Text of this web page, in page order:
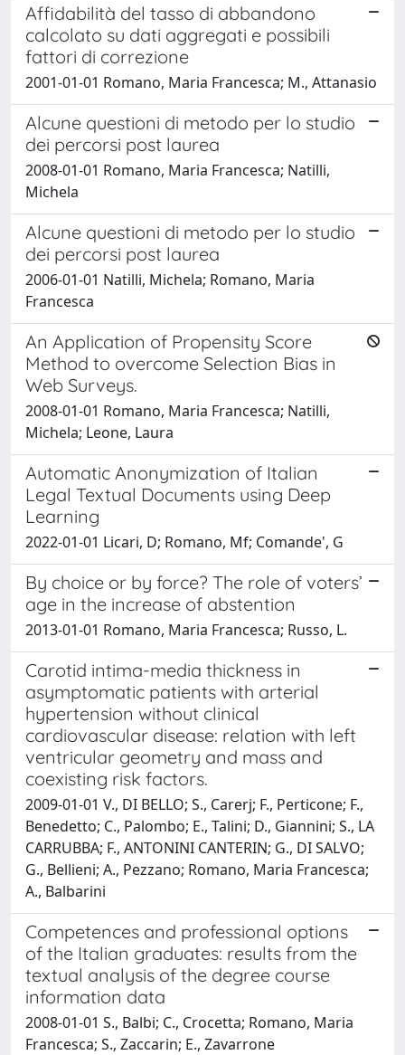
Affidabilità del tasso di abbandono
calcolato su dati aggregati e possibili
fattori di correzione
2001-01-01 Romano, Maria Francesca; M., Attanasio
Alcune questioni di metodo per lo studio
dei percorsi post laurea
2008-01-01 Romano, Maria Francesca; Natilli,
Michela
Alcune questioni di metodo per lo studio
dei percorsi post laurea
2006-01-01 Natilli, Michela; Romano, Maria
Francesca
An Application of Propensity Score
Method to overcome Selection Bias in
Web Surveys.
2008-01-01 Romano, Maria Francesca; Natilli,
Michela; Leone, Laura
Automatic Anonymization of Italian
Legal Textual Documents using Deep
Learning
2022-01-01 Licari, D; Romano, Mf; Comande', G
By choice or by force? The role of voters’
age in the increase of abstention
2013-01-01 Romano, Maria Francesca; Russo, L.
Carotid intima-media thickness in
asymptomatic patients with arterial
hypertension without clinical
cardiovascular disease: relation with left
ventricular geometry and mass and
coexisting risk factors.
2009-01-01 V., DI BELLO; S., Carerj; F., Perticone; F.,
Benedetto; C., Palombo; E., Talini; D., Giannini; S., LA
CARRUBBA; F., ANTONINI CANTERIN; G., DI SALVO;
G., Bellieni; A., Pezzano; Romano, Maria Francesca;
A., Balbarini
Competences and professional options
of the Italian graduates: results from the
textual analysis of the degree course
information data
2008-01-01 S., Balbi; C., Crocetta; Romano, Maria
Francesca; S., Zaccarin; E., Zavarrone